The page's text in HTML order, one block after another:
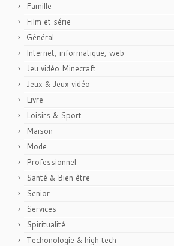
Famille
Film et série
Général
Internet, informatique, web
Jeu vidéo Minecraft
Jeux & Jeux vidéo
Livre
Loisirs & Sport
Maison
Mode
Professionnel
Santé & Bien être
Senior
Services
Spiritualité
Techonologie & high tech